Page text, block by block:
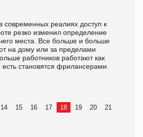
современных реалиях доступ к
резко изменил определение
места. Все больше и больше
на дому или за пределами
работников работают как
есть становятся фрилансерами.
14 15 16 17 18 19 20
21